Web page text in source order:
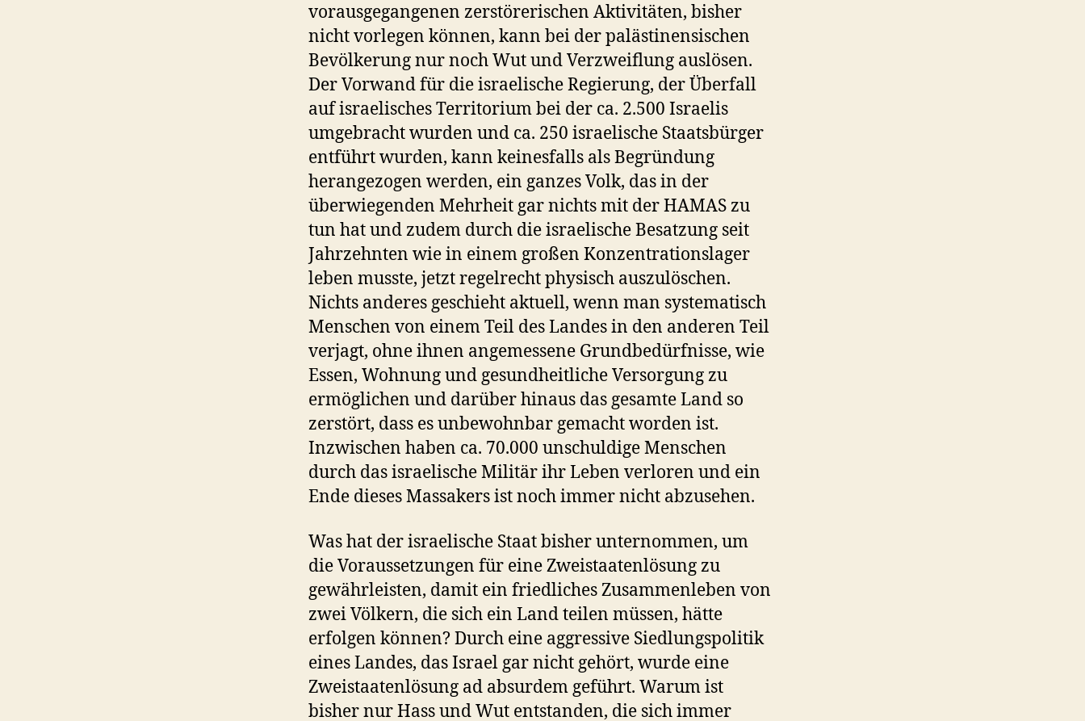
vorausgegangenen zerstörerischen Aktivitäten, bisher
nicht vorlegen können, kann bei der palästinensischen
Bevölkerung nur noch Wut und Verzweiflung auslösen.
Der Vorwand für die israelische Regierung, der Überfall
auf israelisches Territorium bei der ca. 2.500 Israelis
umgebracht wurden und ca. 250 israelische Staatsbürger
entführt wurden, kann keinesfalls als Begründung
herangezogen werden, ein ganzes Volk, das in der
überwiegenden Mehrheit gar nichts mit der HAMAS zu
tun hat und zudem durch die israelische Besatzung seit
Jahrzehnten wie in einem großen Konzentrationslager
leben musste, jetzt regelrecht physisch auszulöschen.
Nichts anderes geschieht aktuell, wenn man systematisch
Menschen von einem Teil des Landes in den anderen Teil
verjagt, ohne ihnen angemessene Grundbedürfnisse, wie
Essen, Wohnung und gesundheitliche Versorgung zu
ermöglichen und darüber hinaus das gesamte Land so
zerstört, dass es unbewohnbar gemacht worden ist.
Inzwischen haben ca. 70.000 unschuldige Menschen
durch das israelische Militär ihr Leben verloren und ein
Ende dieses Massakers ist noch immer nicht abzusehen.
Was hat der israelische Staat bisher unternommen, um
die Voraussetzungen für eine Zweistaatenlösung zu
gewährleisten, damit ein friedliches Zusammenleben von
zwei Völkern, die sich ein Land teilen müssen, hätte
erfolgen können? Durch eine aggressive Siedlungspolitik
eines Landes, das Israel gar nicht gehört, wurde eine
Zweistaatenlösung ad absurdem geführt. Warum ist
bisher nur Hass und Wut entstanden, die sich immer